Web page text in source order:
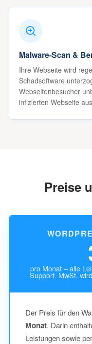
Malware-Scan &
Ihre Webseite wird
Schadsoftware
Webseitenbesucher
infizierten Webseite
Preise
pro Monat – alle
Support. MwSt.
Der Preis für den
Monat. Darin
Leistungen sowie